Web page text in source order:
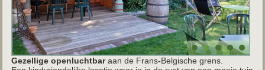
Gezellige openluchtbaraan de Frans-Belgische grens.